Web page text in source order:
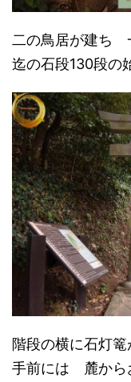
二の鳥居が建ち
迄の石段130段の
階段の横に石灯
手前には 麓から